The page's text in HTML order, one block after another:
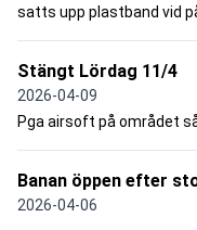
satts upp plastband vid
Stängt Lördag 11/4
2026-04-09
Pga airsoft på området
Banan öppen efter
2026-04-06